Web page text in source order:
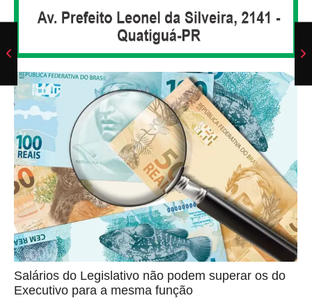
Salários do Legislativo não podem superar os do
Executivo para a mesma função